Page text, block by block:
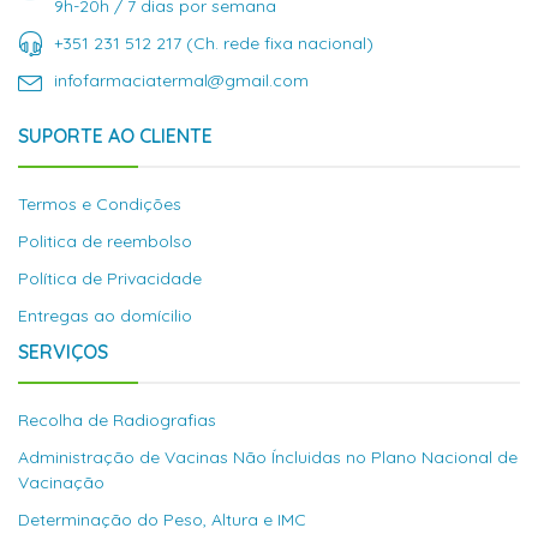
9h-20h / 7 dias por semana
+351 231 512 217 (Ch. rede fixa nacional)
infofarmaciatermal@gmail.com
SUPORTE AO CLIENTE
Termos e Condições
Politica de reembolso
Política de Privacidade
Entregas ao domícilio
SERVIÇOS
Recolha de Radiografias
Administração de Vacinas Não Íncluidas no Plano Nacional de
Vacinação
Determinação do Peso, Altura e IMC